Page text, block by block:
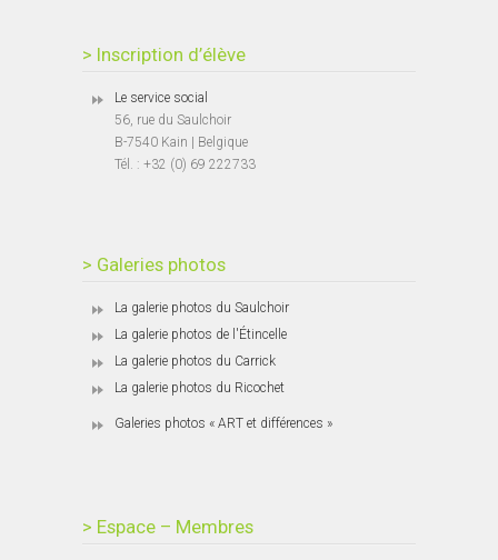
> Inscription d’élève
Le service social
56, rue du Saulchoir
B-7540 Kain | Belgique
Tél. : +32 (0) 69 222733
> Galeries photos
La galerie photos du Saulchoir
La galerie photos de l'Étincelle
La galerie photos du Carrick
La galerie photos du Ricochet
Galeries photos « ART et différences »
> Espace – Membres